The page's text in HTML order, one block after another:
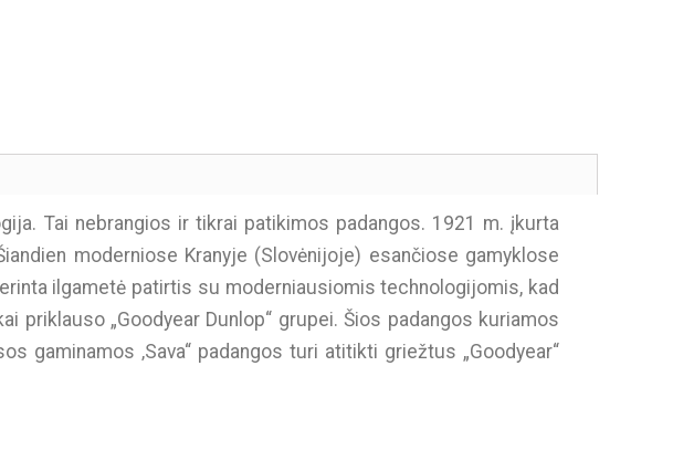
Tai nebrangios ir tikrai patikimos padangos. 1921 m. įkurta
moderniose Kranyje (Slovėnijoje) esančiose gamyklose
ilgametė patirtis su moderniausiomis technologijomis, kad
priklauso „Goodyear Dunlop“ grupei. Šios padangos kuriamos
gaminamos ‚Sava“ padangos turi atitikti griežtus „Goodyear“